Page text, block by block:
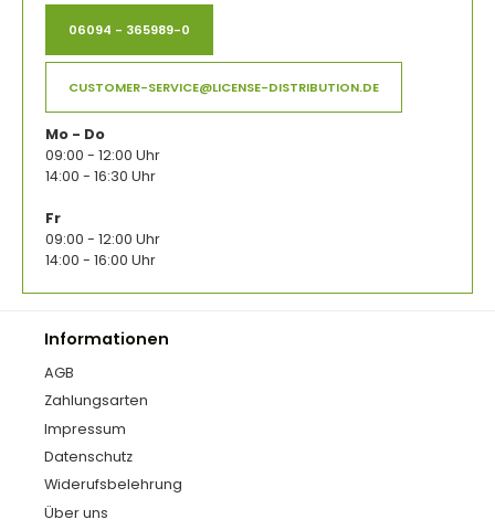
06094 - 365989-0
CUSTOMER-SERVICE@LICENSE-DISTRIBUTION.DE
Mo - Do
09:00 - 12:00 Uhr
14:00 - 16:30 Uhr
Fr
09:00 - 12:00 Uhr
14:00 - 16:00 Uhr
Informationen
AGB
Zahlungsarten
Impressum
Datenschutz
Widerufsbelehrung
Über uns